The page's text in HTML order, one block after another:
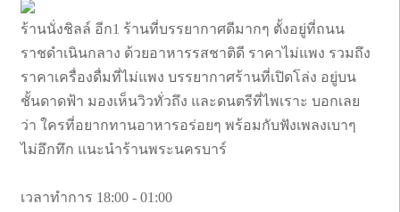
ร้านนั่งชิลล์ อีก1 ร้านที่บรรยากาศดีมากๆ ตั้งอยู่ที่ถนน
ราชดำเนินกลาง ด้วยอาหารรสชาติดี ราคาไม่แพง รวมถึง
ราคาเครื่องดื่มที่ไม่แพง บรรยากาศร้านที่เปิดโล่ง อยู่บน
ชั้นดาดฟ้า มองเห็นวิวทั่วถึง และดนตรีที่ไพเราะ บอกเลย
ว่า ใครที่อยากทานอาหารอร่อยๆ พร้อมกับฟังเพลงเบาๆ
ไม่อึกทึก แนะนำร้านพระนครบาร์
เวลาทำการ 18:00 - 01:00